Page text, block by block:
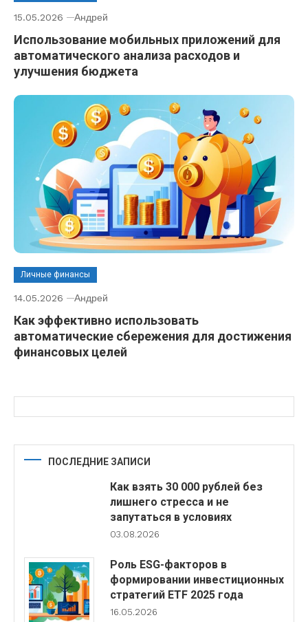
15.05.2026 Андрей
Использование мобильных приложений для
автоматического анализа расходов и
улучшения бюджета
Личные финансы
14.05.2026 Андрей
Как эффективно использовать
автоматические сбережения для достижения
финансовых целей
ПОСЛЕДНИЕ ЗАПИСИ
Как взять 30 000 рублей без
лишнего стресса и не
запутаться в условиях
03.08.2026
Роль ESG-факторов в
формировании инвестиционных
стратегий ETF 2025 года
16.05.2026